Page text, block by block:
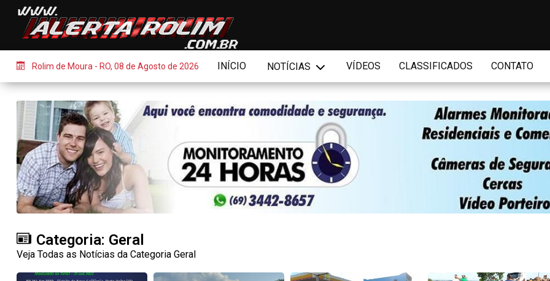
Rolim de Moura - RO, 08 de Agosto de 2026 INÍCIO NOTÍCIAS VÍDEOS CLASSIFICADOS CONTATO
Categoria: Geral
Veja Todas as Notícias da Categoria Geral